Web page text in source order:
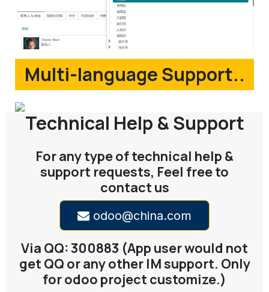
Multi-language Support..
Technical Help & Support
For any type of technical help &
support requests, Feel free to
contact us
odoo@china.com
Via QQ: 300883 (App user would not
get QQ or any other IM support. Only
for odoo project customize.)